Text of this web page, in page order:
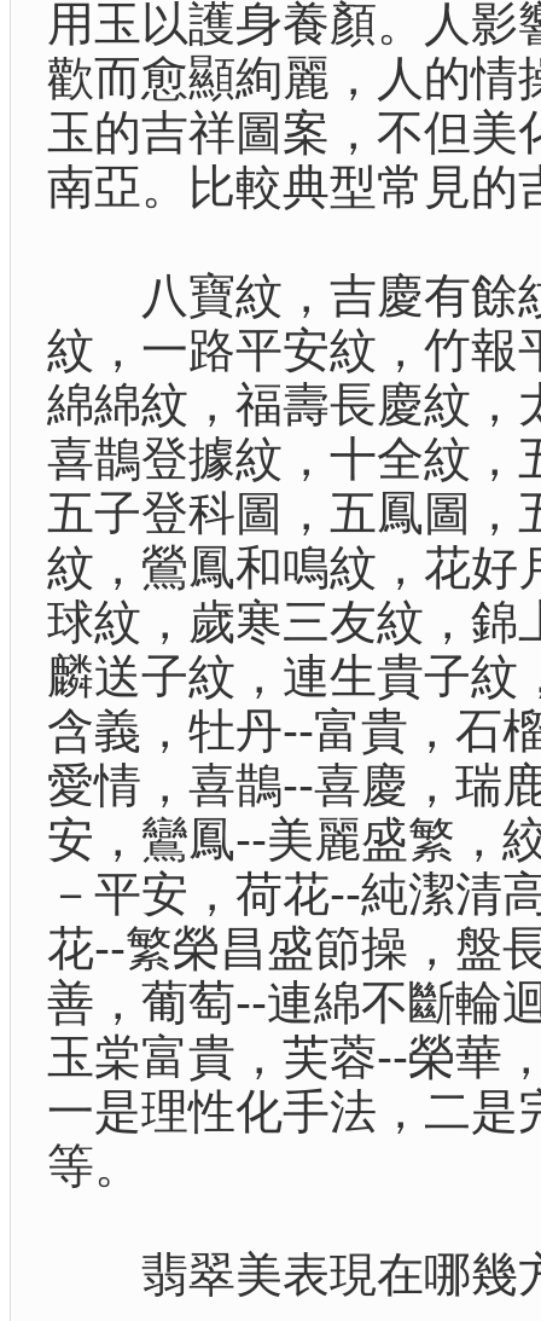
用玉以護身養顏。人
歡而愈顯絢麗，人的情
玉的吉祥圖案，不但
南亞。比較典型常見的
八寶紋，吉慶有餘紋
紋，一路平安紋，竹報
綿綿紋，福壽長慶紋，
喜鵲登據紋，十全紋，
五子登科圖，五鳳圖，
紋，鶯鳳和鳴紋，花好
球紋，歲寒三友紋，錦
麟送子紋，連生貴子
含義，牡丹--富貴，石
愛情，喜鵲--喜慶，瑞
安，鸞鳳--美麗盛繁，
－平安，荷花--純潔清
花--繁榮昌盛節操，盤
善，葡萄--連綿不斷輪
玉棠富貴，芙蓉--榮華
一是理性化手法，二是
等。
翡翠美表現在哪幾